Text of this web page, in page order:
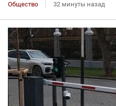
Общество 32 минуты назад